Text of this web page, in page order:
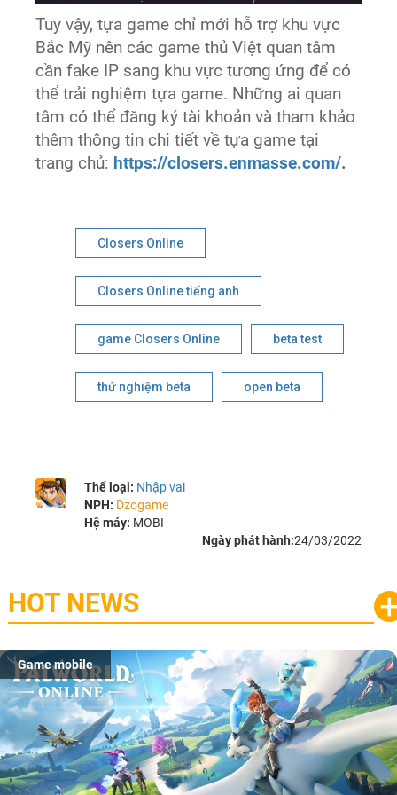
Tuy vậy, tựa game chỉ mới hỗ trợ khu vực
Bắc Mỹ nên các game thủ Việt quan tâm
cần fake IP sang khu vực tương ứng để có
thể trải nghiệm tựa game. Những ai quan
tâm có thể đăng ký tài khoản và tham khảo
thêm thông tin chi tiết về tựa game tại
trang chủ: https://closers.enmasse.com/.
Closers Online
Closers Online tiếng anh
game Closers Online beta test
thử nghiệm beta open beta
Thể loại: Nhập vai
NPH: Dzogame
Hệ máy: MOBI
Ngày phát hành:24/03/2022
HOT NEWS
Game mobile